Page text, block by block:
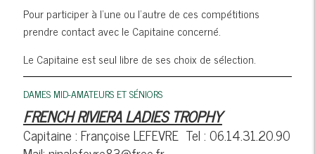
Pour participer à l'une ou l'autre de ces compétitions
prendre contact avec le Capitaine concerné.
Le Capitaine est seul libre de ses choix de sélection.
DAMES MID-AMATEURS ET SÉNIORS
FRENCH RIVIERA LADIES TROPHY
Capitaine : Françoise LEFEVRE Tel : 06.14.31.20.90